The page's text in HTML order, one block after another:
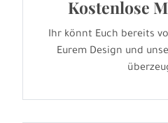
Kostenlose
Ihr könnt Euch bereits
Eurem Design und